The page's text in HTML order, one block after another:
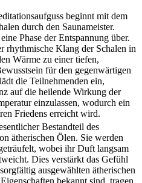
beginnt mit dem
durch den Saunameister.
Phase der Entspannung über.
rhythmische Klang der Schalen in
Wärme zu einer tiefen,
für den gegenwärtigen
die Teilnehmenden ein,
auf die heilende Wirkung der
einzulassen, wodurch ein
Friedens erreicht wird.
Bestandteil des
ätherischen Ölen. Sie werden
wobei ihr Duft langsam
Dies verstärkt das Gefühl
ausgewählten ätherischen